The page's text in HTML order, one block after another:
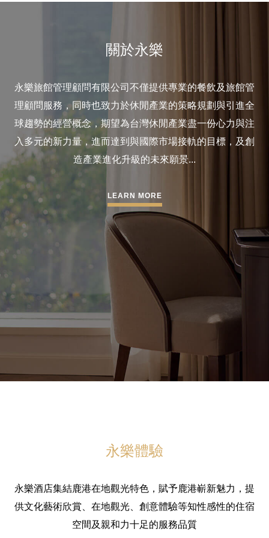
關於永樂
永樂旅館管理顧問有限公司不僅提供專業的餐飲及旅館管
理顧問服務，同時也致力於休閒產業的策略規劃與引進全
球趨勢的經營概念，期望為台灣休閒產業盡一份心力與注
入多元的新力量，進而達到與國際市場接軌的目標，及創
造產業進化升級的未來願景...
LEARN MORE
永樂體驗
永樂酒店集結鹿港在地觀光特色，賦予鹿港嶄新魅力，提
供文化藝術欣賞、在地觀光、創意體驗等知性感性的住宿
空間及親和力十足的服務品質